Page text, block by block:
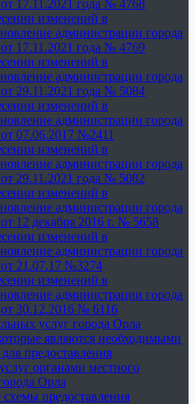
17.11.2021 года № 4768
изменений в
администрации города
17.11.2021 года № 4769
изменений в
администрации города
29.11.2021 года № 5084
изменений в
администрации города
07.06.2017 №2411
изменений в
администрации города
29.11.2021 года № 5082
изменений в
администрации города
12 декабря 2016 г. № 5658
изменений в
администрации города
21.07.17 №3274
изменений в
администрации города
30.12.2016 № 6116
услуг города Орла
являются необходимыми
предоставления
органами местного
Орла
схемы предоставления